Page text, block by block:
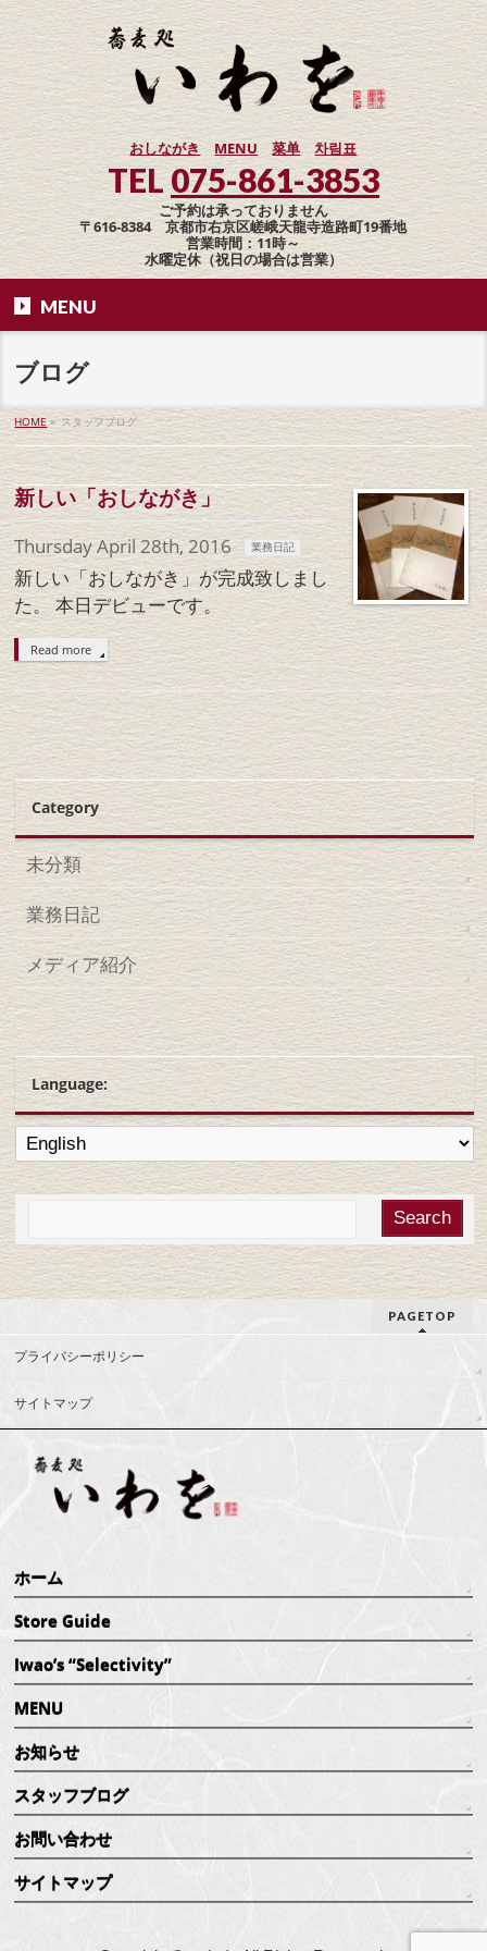
おしながき MENU 菜单 차림표
TEL075-861-3853
ご予約は承っておりません
〒616-8384 京都市右京区嵯峨天龍寺造路町19番地
営業時間：11時～
水曜定休（祝日の場合は営業）
MENU
ブログ
HOME » スタッフブログ
新しい「おしながき」
Thursday April 28th, 2016 業務日記
新しい「おしながき」が完成致しまし
た。 本日デビューです。
Read more
Category
未分類
業務日記
メディア紹介
Language:
PAGETOP
プライバシーポリシー
サイトマップ
ホーム
Store Guide
Iwao’s “Selectivity”
MENU
お知らせ
スタッフブログ
お問い合わせ
サイトマップ